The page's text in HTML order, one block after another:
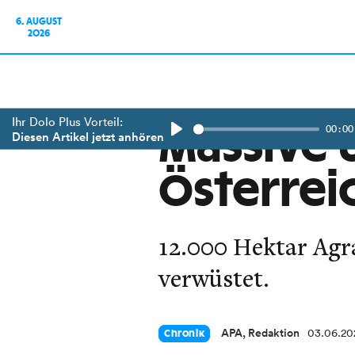
6. AUGUST
2026
Ihr Dolo Plus Vorteil:
Diesen Artikel jetzt anhören
Play
00:00
Massive
12.000 Hektar
verwüstet.
Chronik APA, Redaktion